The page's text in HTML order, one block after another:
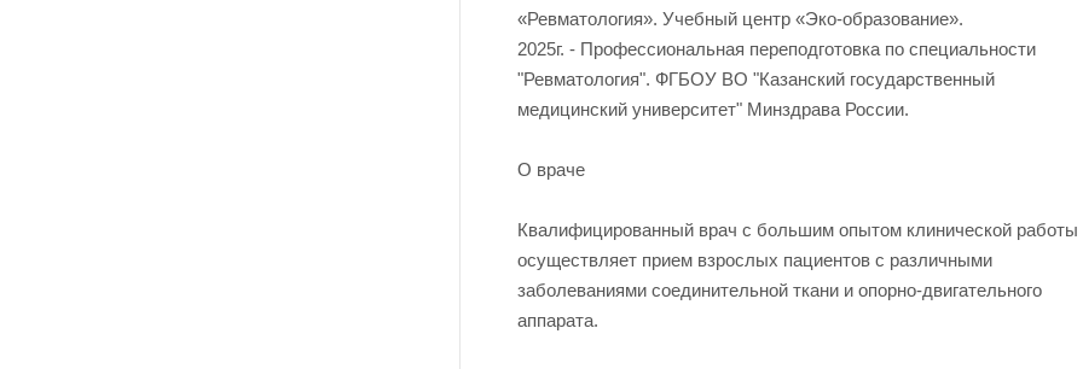
«Ревматология». Учебный центр «Эко-образование».
2025г. - Профессиональная переподготовка по специальности
"Ревматология". ФГБОУ ВО "Казанский государственный
медицинский университет" Минздрава России.
О враче
Квалифицированный врач с большим опытом клинической работы
осуществляет прием взрослых пациентов с различными
заболеваниями соединительной ткани и опорно-двигательного
аппарата.